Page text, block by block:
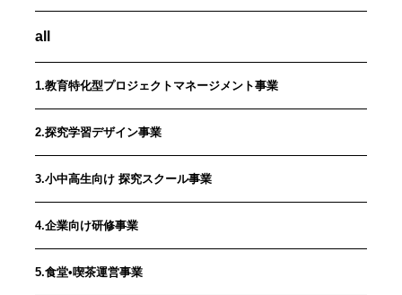
all
1.教育特化型プロジェクトマネージメント事業
2.探究学習デザイン事業
3.小中高生向け 探究スクール事業
4.企業向け研修事業
5.食堂•喫茶運営事業